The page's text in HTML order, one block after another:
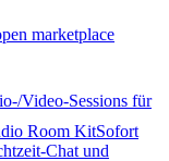
marketplace
Video-Sessions für
Room KitSofort
Chat und